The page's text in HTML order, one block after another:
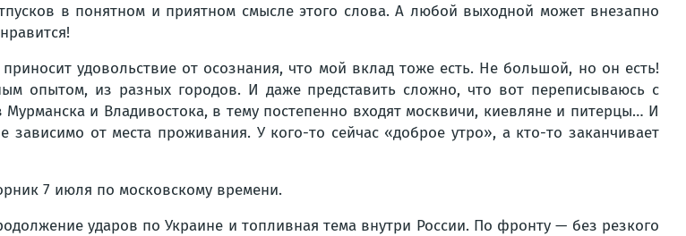
в понятном и приятном смысле этого слова. А любой выходной может внезапно
удовольствие от осознания, что мой вклад тоже есть. Не большой, но он есть!
опытом, из разных городов. И даже представить сложно, что вот переписываюсь с
и Владивостока, в тему постепенно входят москвичи, киевляне и питерцы… И
от места проживания. У кого-то сейчас «доброе утро», а кто-то заканчивает
7 июля по московскому времени.
ударов по Украине и топливная тема внутри России. По фронту — без резкого